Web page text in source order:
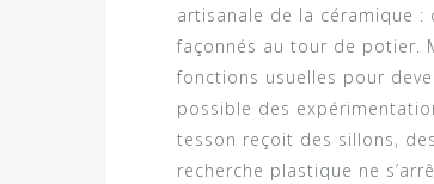
artisanale de la céramique
façonnés au tour de potier.
fonctions usuelles pour
possible des
tesson reçoit des sillons,
recherche plastique ne